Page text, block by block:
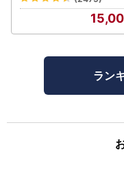
ラン